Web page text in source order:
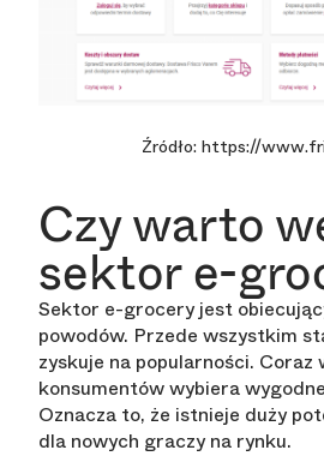
Źródło: https://
Czy warto
sektor e-
Sektor e-grocery jest
powodów. Przede wszystkim
zyskuje na popularności. Coraz
konsumentów wybiera
Oznacza to, że istnieje duży
dla nowych graczy na rynku.